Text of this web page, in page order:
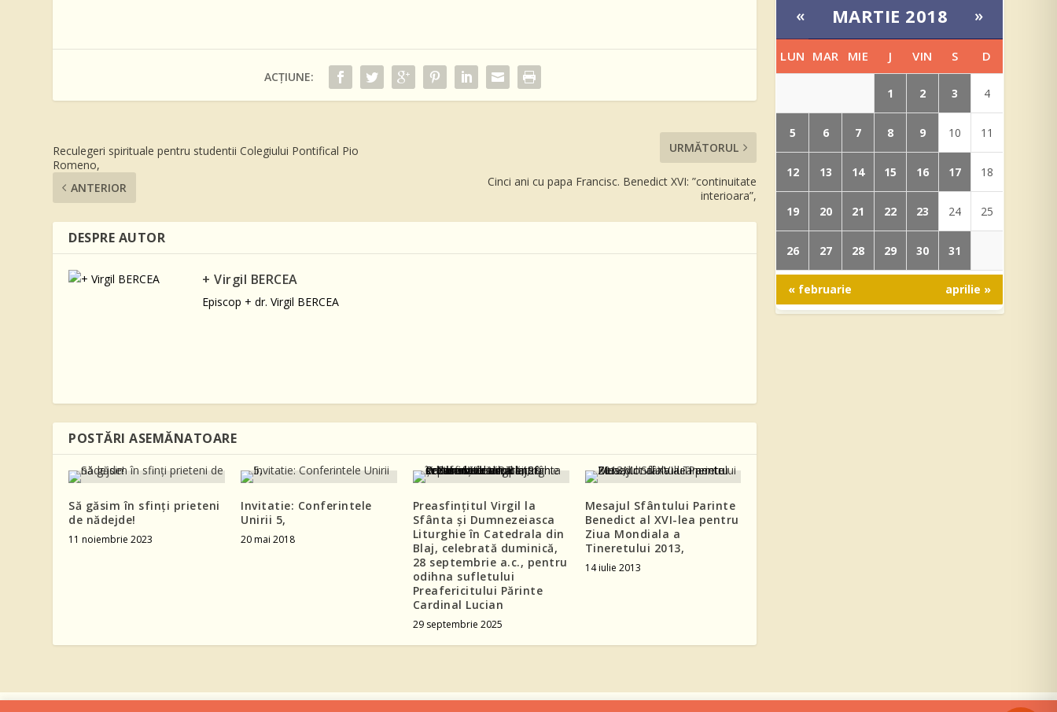
ACȚIUNE:
Reculegeri spirituale pentru studentii Colegiului Pontifical Pio
Romeno,
ANTERIOR
URMĂTORUL
Cinci ani cu papa Francisc. Benedict XVI: ”continuitate
interioara”,
DESPRE AUTOR
+ Virgil BERCEA
Episcop + dr. Virgil BERCEA
POSTĂRI ASEMĂNATOARE
Să găsim în sfinți prieteni
de nădejde!
11 noiembrie 2023
Invitatie: Conferintele
Unirii 5,
20 mai 2018
Preasfințitul Virgil la
Sfânta și Dumnezeiasca
Liturghie în Catedrala din
Blaj, celebrată duminică,
28 septembrie a.c., pentru
odihna sufletului
Preafericitului Părinte
Cardinal Lucian
29 septembrie 2025
Mesajul Sfântului Parinte
Benedict al XVI-lea pentru
Ziua Mondiala a
Tineretului 2013,
14 iulie 2013
« MARTIE 2018 »
LUN MAR MIE J VIN S D
1 2 3 4
5 6 7 8 9 10 11
12 13 14 15 16 17 18
19 20 21 22 23 24 25
26 27 28 29 30 31
« februarie aprilie »